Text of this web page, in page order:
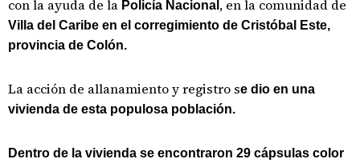
con la ayuda de la Policía Nacional , en la comunidad de
Villa del Caribe en el corregimiento de Cristóbal Este,
provincia de Colón.
La acción de allanamiento y registro se dio en una
vivienda de esta populosa población.
Dentro de la vivienda se encontraron 29 cápsulas color